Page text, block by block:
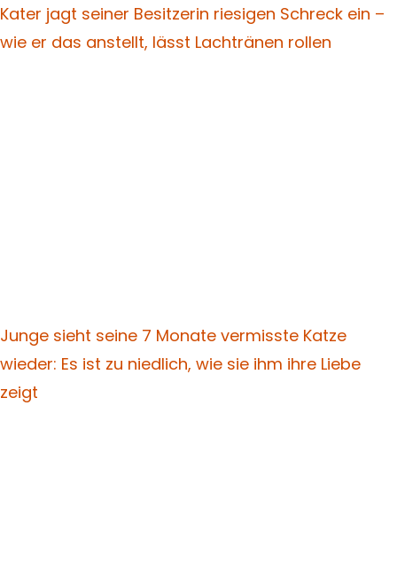
Kater jagt seiner Besitzerin riesigen Schreck ein –
wie er das anstellt, lässt Lachtränen rollen
Junge sieht seine 7 Monate vermisste Katze
wieder: Es ist zu niedlich, wie sie ihm ihre Liebe
zeigt